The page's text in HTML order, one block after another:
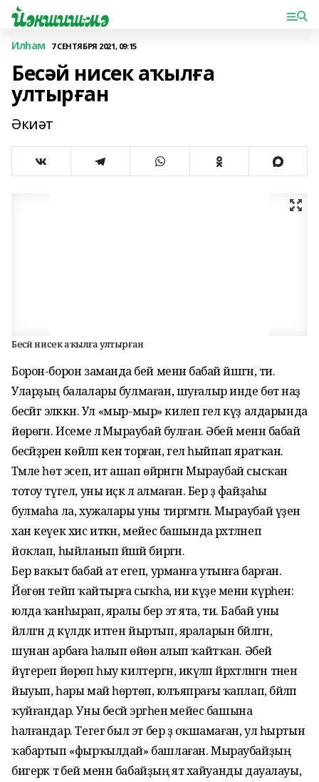
Илһам 7 СЕНТЯБРЯ 2021, 09:15
Бесәй нисек аҡылға
ултырған
Әкиәт
Бесәй нисек аҡылға ултырған
Борон-борон заманда әбей менән бабай йәшәгән, ти.
Улар­ҙың балалары булмаған, шуғалыр инде бөтә наҙ
бесәйгә эләккән. Ул «мыр-мыр» килеп гел күҙ алдарында
йөрөгән. Исеме лә Мыраубай булған. Әбей менән бабай
бесәйҙәрен көйләп кенә торған, гел һыйпап ярат­ҡан.
Тәмле һөт эсеп, ит ашап өй­рәнгән Мыраубай сысҡан
тотоу түгел, уны иҫкә лә алмаған. Бер ҙә файҙаһы
булмаһа ла, хужалары уны тиргәмәгән. Мыраубай үҙен
хан кеүек хис иткән, мейес башында рәхәтләнеп
йоҡлап, һыйланып йәшәй биргән.
Бер ваҡыт бабай ат егеп, урманға утынға барған.
Йөгөн тейәп ҡайтырға сыҡһа, ни күҙе менән күрһен:
юлда ҡанһырап, яралы бер эт ята, ти. Бабай уны
йәлләгән дә күлдәк итәген йыртып, яраларын бәйләгән,
шунан арбаға һалып өйөнә алып ҡайт­ҡан. Әбей
йүгереп йөрөп һыу килтергән, икәүләп йәрәхәтләнгән тәнен
йыуып, һары май һөртөп, юлъяпрағы ҡаплап, бәйләп
ҡуйғандар. Уны бесәй эргәһенә мейес башына
һалғандар. Тегегә был эт бер ҙә оҡшамаған, ул һыртын
ҡабартып «фырҡылдай» башлаған. Мыраубайҙың
бигерәк тә әбей менән бабайҙың ят хайуанды дауалауы,